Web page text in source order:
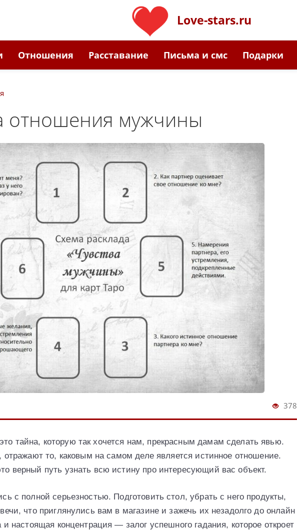
Love-stars.ru
Отношения Расставание Письма и смс Подарки
отношения мужчины
378
тайна, которую так хочется нам, прекрасным дамам сделать явью.
отражают то, каковым на самом деле является истинное отношение.
верный путь узнать всю истину про интересующий вас объект.
с полной серьезностью. Подготовить стол, убрать с него продукты,
что приглянулись вам в магазине и зажечь их незадолго до онлайн
и настоящая концентрация — залог успешного гадания, которое откроет